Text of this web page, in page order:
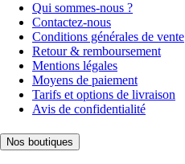
Qui sommes-nous ?
Contactez-nous
Conditions générales de vente
Retour & remboursement
Mentions légales
Moyens de paiement
Tarifs et options de livraison
Avis de confidentialité
Nos boutiques